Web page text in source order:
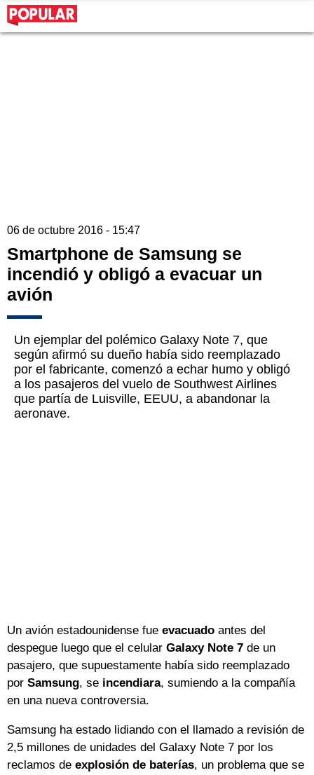
06 de octubre 2016 - 15:47
Smartphone de Samsung se
incendió y obligó a evacuar un
avión
Un ejemplar del polémico Galaxy Note 7, que
según afirmó su dueño había sido reemplazado
por el fabricante, comenzó a echar humo y obligó
a los pasajeros del vuelo de Southwest Airlines
que partía de Luisville, EEUU, a abandonar la
aeronave.
Un avión estadounidense fue evacuado antes del
despegue luego que el celular Galaxy Note 7 de un
pasajero, que supuestamente había sido reemplazado
por Samsung, se incendiara, sumiendo a la compañía
en una nueva controversia.
Samsung ha estado lidiando con el llamado a revisión de
2,5 millones de unidades del Galaxy Note 7 por los
reclamos de explosión de baterías, un problema que se